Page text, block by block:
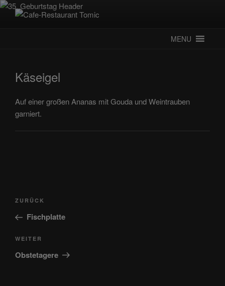
Zum
Inhalt
MENU
Käseigel
Auf einer großen Ananas mit Gouda und Weintrauben
garniert.
Beitragsnavigation
Vorheriger
Beitrag
ZURÜCK
Fischplatte
Nächster
Beitrag
WEITER
Obstetagere